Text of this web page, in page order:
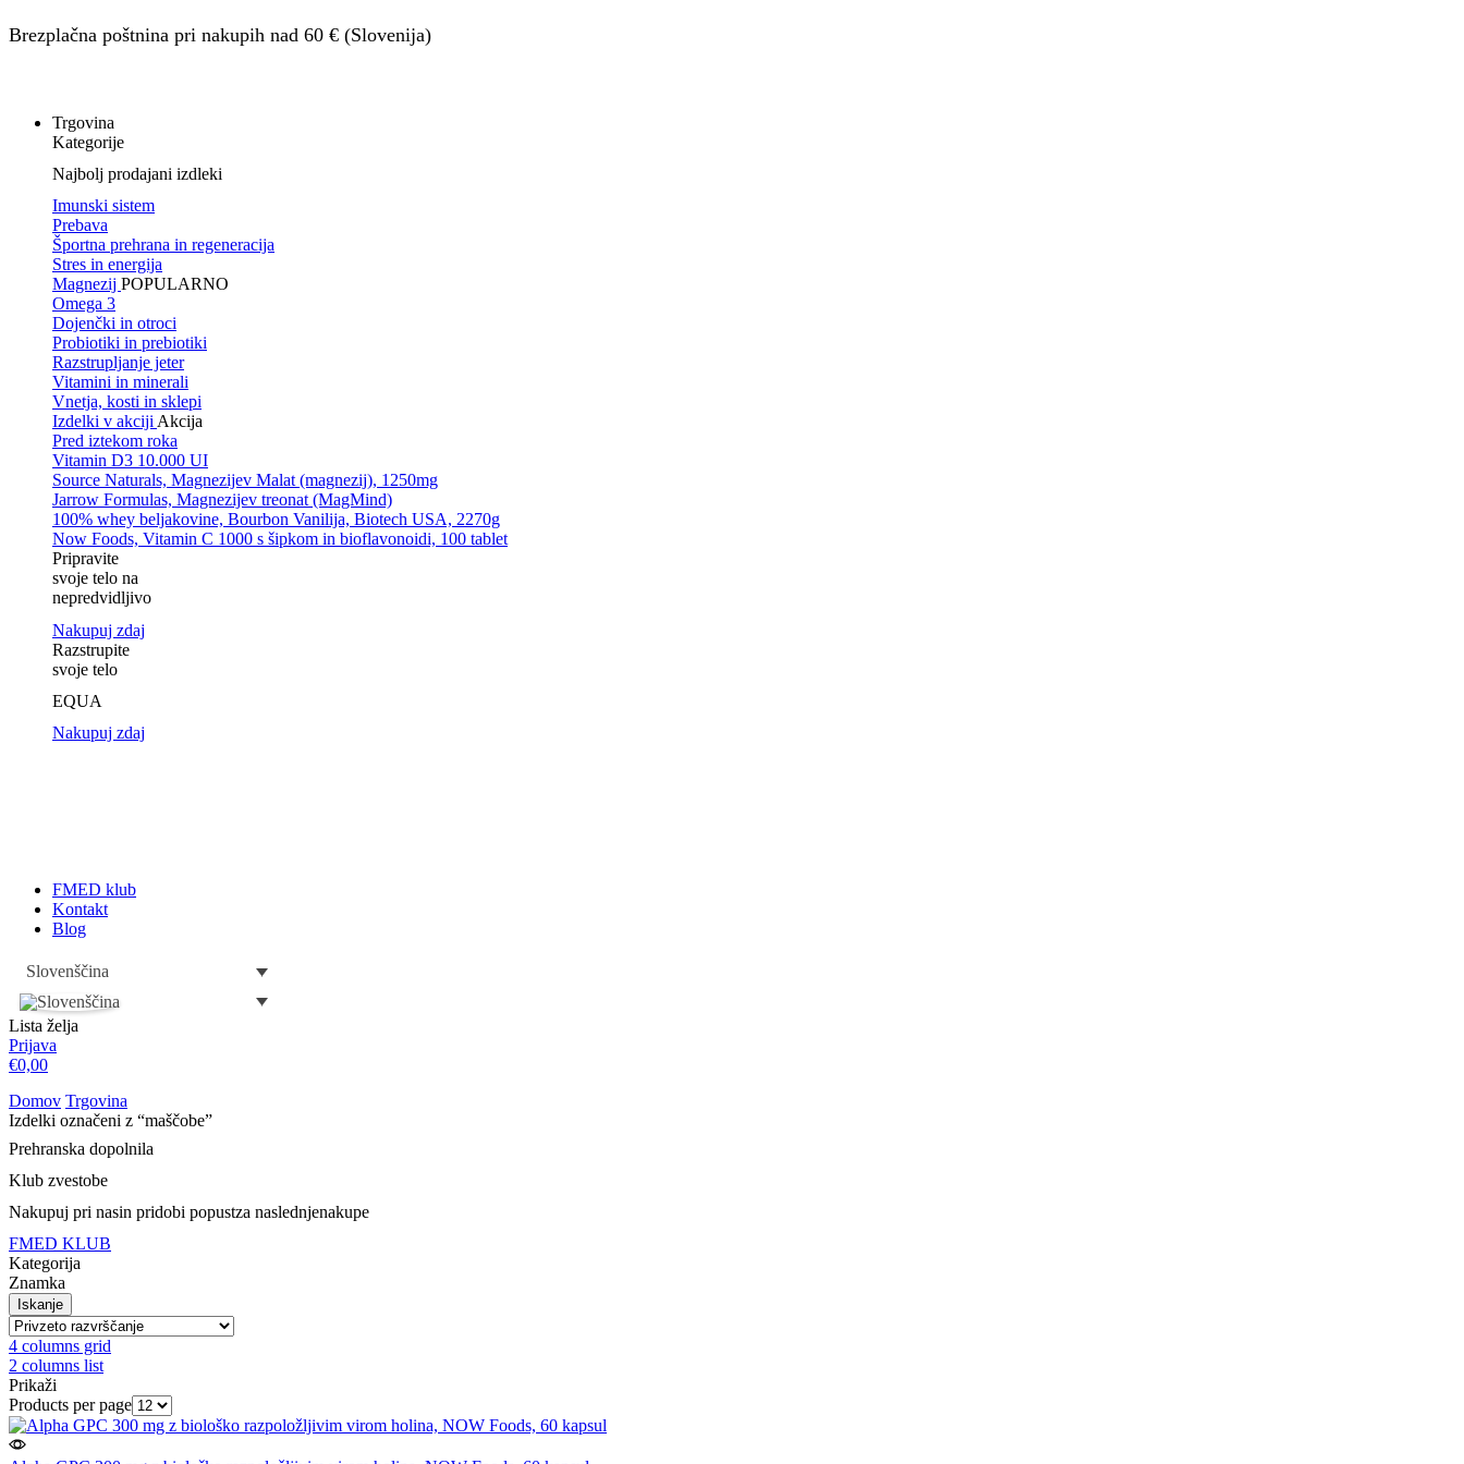
Brezplačna poštnina pri nakupih nad 60 € (Slovenija)
Trgovina
Kategorije
Najbolj prodajani izdleki
Imunski sistem
Prebava
Športna prehrana in regeneracija
Stres in energija
Magnezij POPULARNO
Omega 3
Dojenčki in otroci
Probiotiki in prebiotiki
Razstrupljanje jeter
Vitamini in minerali
Vnetja, kosti in sklepi
Izdelki v akcijiAkcija
Pred iztekom roka
Vitamin D3 10.000 UI
Source Naturals, Magnezijev Malat (magnezij), 1250mg
Jarrow Formulas, Magnezijev treonat (MagMind)
100% whey beljakovine, Bourbon Vanilija, Biotech USA, 2270g
Now Foods, Vitamin C 1000 s šipkom in bioflavonoidi, 100 tablet
Pripravite
svoje telo na
nepredvidljivo
Nakupuj zdaj
Razstrupite
svoje telo
EQUA
Nakupuj zdaj
FMED klub
Kontakt
Blog
Slovenščina
Lista želja
Prijava
€0,00
Domov Trgovina
Izdelki označeni z “maščobe”
Prehranska dopolnila
Klub zvestobe
Nakupuj pri nasin pridobi popustza naslednjenakupe
FMED KLUB
Kategorija
Znamka
Iskanje
4 columns grid
2 columns list
Prikaži
Products per page